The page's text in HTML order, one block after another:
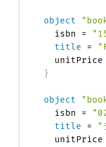
object
  isbn =
title =
}
object
  isbn =
title =
"